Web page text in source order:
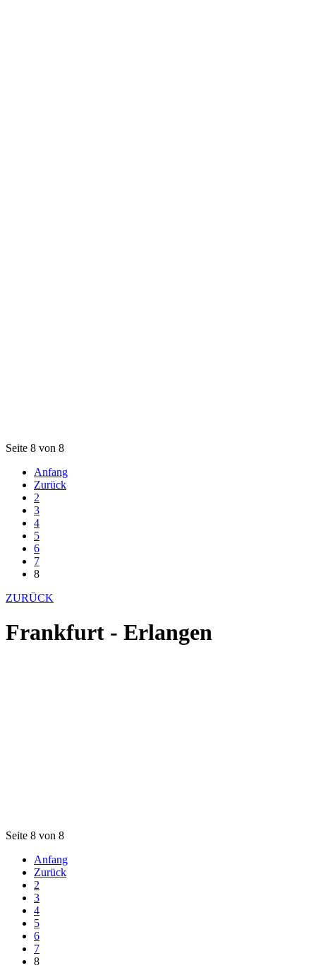
Seite 8 von 8
Anfang
Zurück
2
3
4
5
6
7
8
ZURÜCK
Frankfurt - Erlangen
Seite 8 von 8
Anfang
Zurück
2
3
4
5
6
7
8